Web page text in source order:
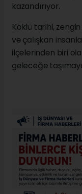
kazandırıyor.
Köklü tarihi,
ve çalışkan
ilçelerinden biri
geleceğe